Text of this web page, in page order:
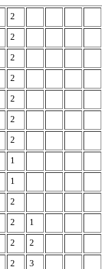
2
2
2
2
2
2
2
1
1
2
2
1
2
2
2
3